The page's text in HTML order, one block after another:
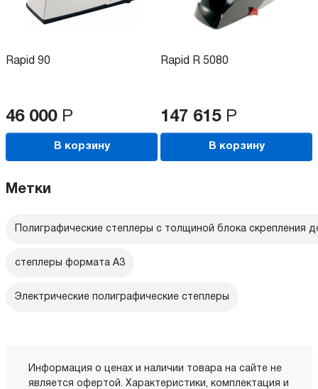
Rapid 90
46 000 Р
В корзину
Rapid R 5080
147 615 Р
В корзину
Метки
Полиграфические степлеры с толщиной блока скрепления
степлеры формата А3
Электрические полиграфические степлеры
Информация о ценах и наличии товара на сайте не
является офертой. Характеристики, комплектация и